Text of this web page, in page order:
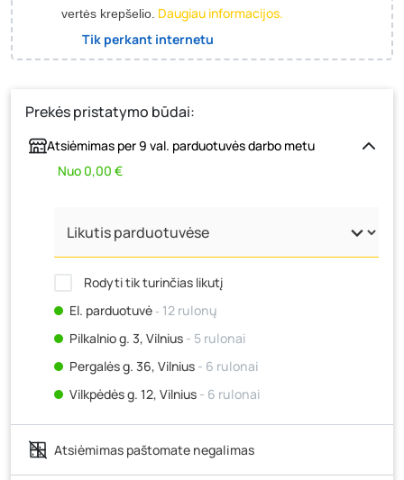
vertės krepšelio. Daugiau informacijos.
Tik perkant internetu
Prekės pristatymo būdai:
Atsiėmimas per 9 val. parduotuvės darbo metu
Nuo 0,00 €
Rodyti tik turinčias likutį
El. parduotuvė‐ 12 rulonų
Pilkalnio g. 3, Vilnius - 5 rulonai
Pergalės g. 36, Vilnius - 6 rulonai
Vilkpėdės g. 12, Vilnius - 6 rulonai
Ateities g. 15, Vilnius- 5 rulonai
Kauno r., Narsiečių k., Vytauto g. 183, Kaunas
rulonai
Atsiėmimas paštomate negalimas